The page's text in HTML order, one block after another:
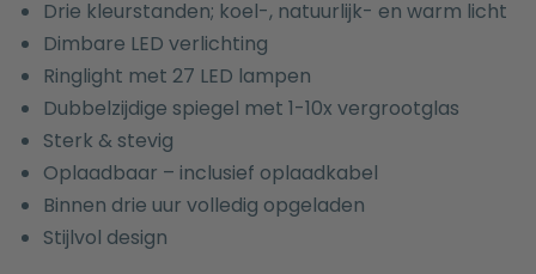
Drie kleurstanden; koel-, natuurlijk- en warm licht
Dimbare LED verlichting
Ringlight met 27 LED lampen
Dubbelzijdige spiegel met 1-10x vergrootglas
Sterk & stevig
Oplaadbaar – inclusief oplaadkabel
Binnen drie uur volledig opgeladen
Stijlvol design